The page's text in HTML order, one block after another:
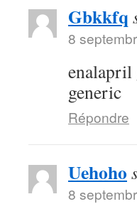
Gbkkfq
8
enalapril
generic
Répondre
Uehoho
8